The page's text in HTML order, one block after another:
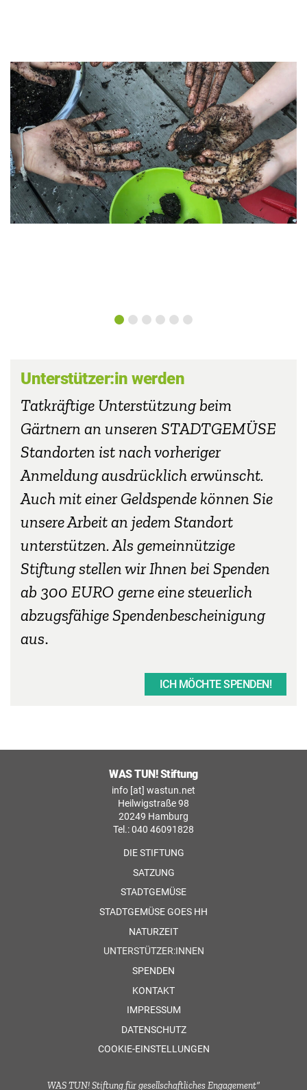
Unterstützer:in werden
Tatkräftige Unterstützung beim
Gärtnern an unseren STADTGEMÜSE
Standorten ist nach vorheriger
Anmeldung ausdrücklich erwünscht.
Auch mit einer Geldspende können Sie
unsere Arbeit an jedem Standort
unterstützen. Als gemeinnützige
Stiftung stellen wir Ihnen bei Spenden
ab 300 EURO gerne eine steuerlich
abzugsfähige Spendenbescheinigung
aus.
ICH MÖCHTE SPENDEN!
WAS TUN! Stiftung
info [at] wastun.net
Heilwigstraße 98
20249 Hamburg
Tel.: 040 46091828
DIE STIFTUNG
SATZUNG
STADTGEMÜSE
STADTGEMÜSE GOES HH
NATURZEIT
UNTERSTÜTZER:INNEN
SPENDEN
KONTAKT
IMPRESSUM
DATENSCHUTZ
COOKIE-EINSTELLUNGEN
WAS TUN! Stiftung für gesellschaftliches Engagement“